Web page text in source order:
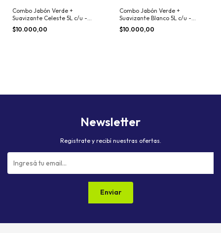
Combo Jabón Verde +
Suavizante Celeste 5L c/u -
Aroma de Hogar
$10.000,00
Combo Jabón Verde +
Suavizante Blanco 5L c/u -
Aroma de Hogar
$10.000,00
Newsletter
Registrate y recibí nuestras ofertas.